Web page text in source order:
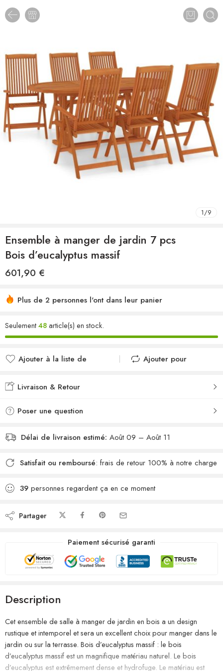
1/9
Ensemble à manger de jardin 7 pcs
Bois d’eucalyptus massif
601,90 €
Plus de 2 personnes l'ont dans leur panier
Seulement48article(s) en stock.
Ajouter à la liste de
Ajouté à la liste de
Ajouter pour
Livraison & Retour
Poser une question
Délai de livraison estimé: Août 09 – Août 11
Satisfait ou remboursé: frais de retour 100% à notre charge
39 personnes regardent ça en ce moment
Partager
Paiement sécurisé garanti
Description
Cet ensemble de salle à manger de jardin en bois a un design
rustique et intemporel et sera un excellent choix pour manger dans le
jardin ou sur la terrasse. Bois d’eucalyptus massif : le bois
d’eucalyptus massif est un magnifique matériau naturel. Le bois
d’eucalyptus est extrêmement dense et hydrofuge. Le matériau est